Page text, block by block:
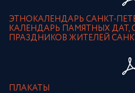
ЭТНОКАЛЕНДАРЬ САНКТ-
КАЛЕНДАРЬ ПАМЯТНЫХ ДАТ,
ПРАЗДНИКОВ ЖИТЕЛЕЙ
ПЛАКАТЫ